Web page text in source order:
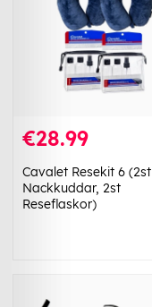
€28.99
Cavalet Resekit 6 (2st
Nackkuddar, 2st
Reseflaskor)